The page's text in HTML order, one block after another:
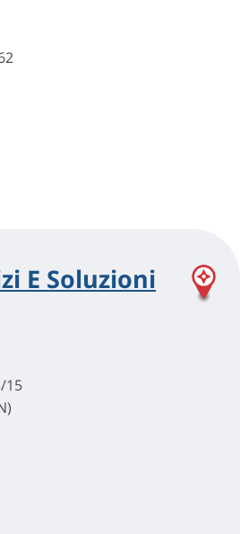
E Soluzioni
15